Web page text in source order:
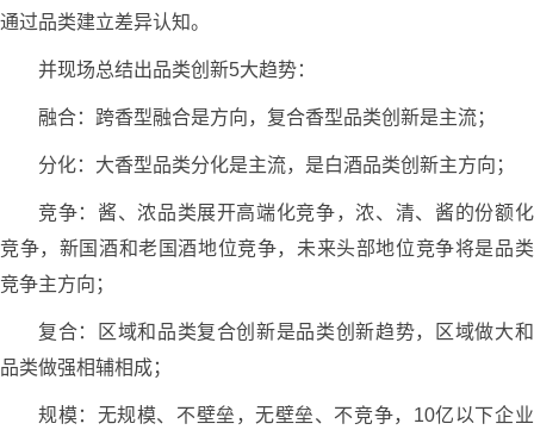
通过品类建立差异认知。
并现场总结出品类创新5大趋势：
融合：跨香型融合是方向，复合香型品类创新是主流；
分化：大香型品类分化是主流，是白酒品类创新主方向；
竞争：酱、浓品类展开高端化竞争，浓、清、酱的份额化
竞争，新国酒和老国酒地位竞争，未来头部地位竞争将是品类
竞争主方向；
复合：区域和品类复合创新是品类创新趋势，区域做大和
品类做强相辅相成；
规模：无规模、不壁垒，无壁垒、不竞争，10亿以下企业